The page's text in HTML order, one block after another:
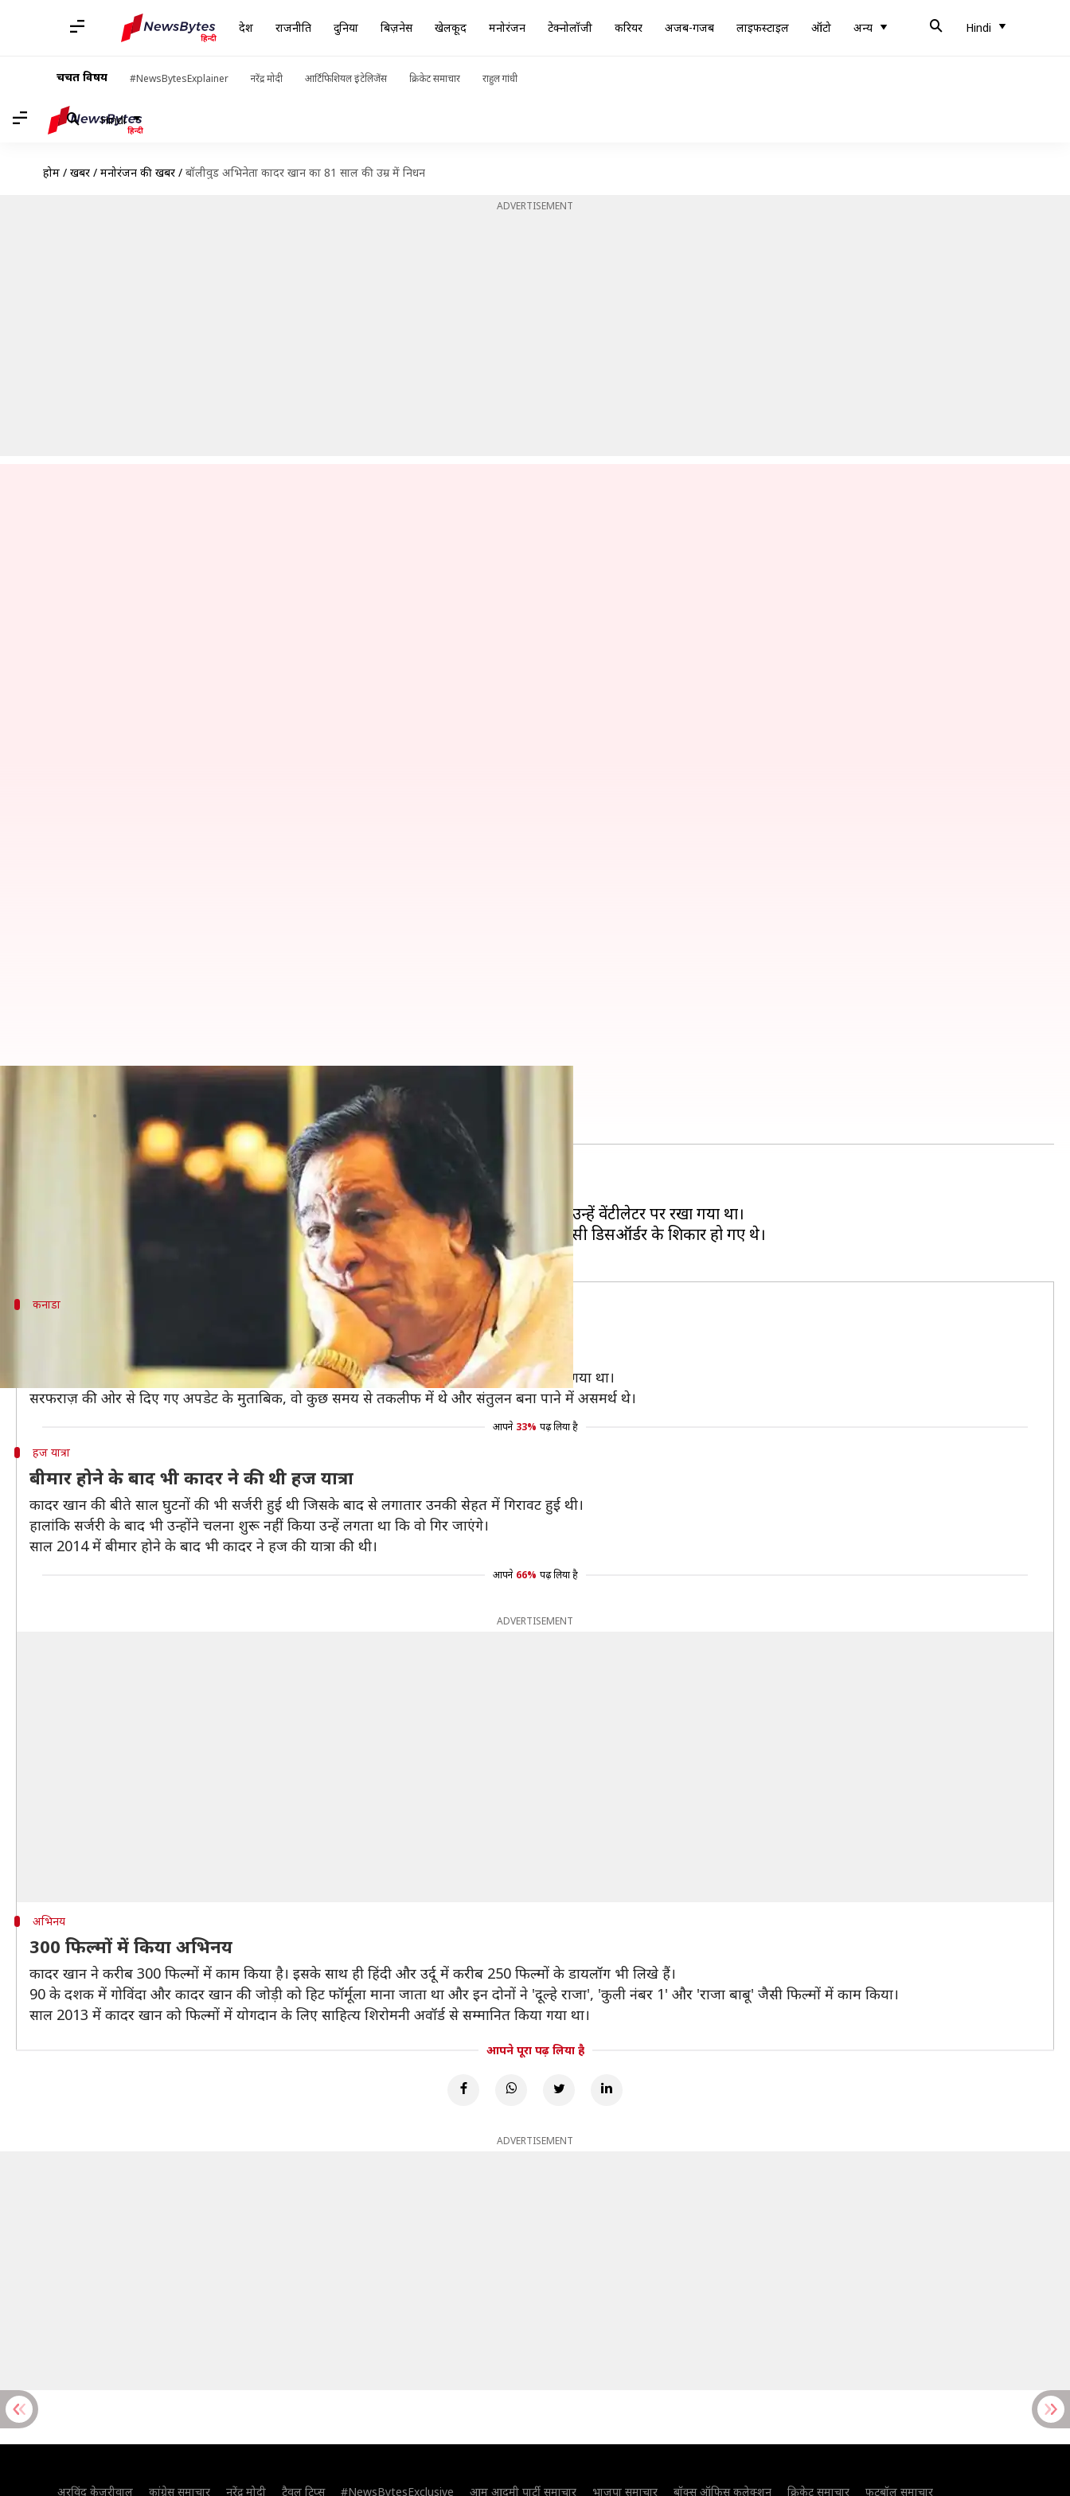
देश राजनीति दुनिया बिज़नेस खेलकूद मनोरंजन टेक्नोलॉजी करियर अजब-गजब लाइफस्टाइल ऑटो अन्य Hindi
चर्चित विषय #NewsBytesExplainer नरेंद्र मोदी आर्टिफिशियल इंटेलिजेंस क्रिकेट समाचार राहुल गांधी
Hindi
होम / खबरें / मनोरंजन की खबरें / बॉलीवुड अभिनेता कादर खान का 81 साल की उम्र में निधन
ADVERTISEMENT
बॉलीवुड अभिनेता कादर खान का 81 साल की उम्र में निधन
Jan 01, 2019 10:54 am
बॉलीवुड के दिग्गज अभिनेता कादर खान का 81 साल की उम्र में निधन हो गया है।
सांस लेने में तकलीफ होने पर कादर खान को कनाडा के एक अस्पताल में भर्ती कराया गया था, जहां उन्हें वेंटीलेटर पर रखा गया था।
रिपोर्ट्स में ये भी कहा गया है कि उनमें निमोनिया के लक्षण भी थे। कादर प्रोग्रेसिव सुप्रान्यूक्लीयर पाल्सी डिसऑर्डर के शिकार हो गए थे।
कनाडा
कादर लंबे समय से कनाडा में अपने बेटे सरफराज़ और बहू शाइस्ता के साथ रह रहे थे।
डॉक्टरों की टीम उनकी हेल्थ पर नजर रखे हुए थी लेकिन दिक्कत बढ़ने पर उन्हें बाइपेप वेंटीलेटर पर रखा गया था।
सरफराज़ की ओर से दिए गए अपडेट के मुताबिक, वो कुछ समय से तकलीफ में थे और संतुलन बना पाने में असमर्थ थे।
आपने 33% पढ़ लिया है
हज यात्रा
बीमार होने के बाद भी कादर ने की थी हज यात्रा
कादर खान की बीते साल घुटनों की भी सर्जरी हुई थी जिसके बाद से लगातार उनकी सेहत में गिरावट हुई थी।
हालांकि सर्जरी के बाद भी उन्होंने चलना शुरू नहीं किया उन्हें लगता था कि वो गिर जाएंगे।
साल 2014 में बीमार होने के बाद भी कादर ने हज की यात्रा की थी।
आपने 66% पढ़ लिया है
ADVERTISEMENT
अभिनय
300 फिल्मों में किया अभिनय
कादर खान ने करीब 300 फिल्मों में काम किया है। इसके साथ ही हिंदी और उर्दू में करीब 250 फिल्मों के डायलॉग भी लिखे हैं।
90 के दशक में गोविंदा और कादर खान की जोड़ी को हिट फॉर्मूला माना जाता था और इन दोनों ने 'दूल्हे राजा', 'कुली नंबर 1' और 'राजा बाबू' जैसी फिल्मों में काम किया।
साल 2013 में कादर खान को फिल्मों में योगदान के लिए साहित्य शिरोमनी अवॉर्ड से सम्मानित किया गया था।
आपने पूरा पढ़ लिया है
ADVERTISEMENT
अरविंद केजरीवाल कांग्रेस समाचार नरेंद्र मोदी ट्रैवल टिप्स #NewsBytesExclusive आम आदमी पार्टी समाचार भाजपा समाचार बॉक्स ऑफिस कलेक्शन क्रिकेट समाचार फुटबॉल समाचार